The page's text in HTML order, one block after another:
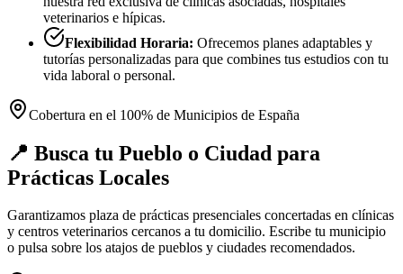
veterinarios e hípicas.
Flexibilidad Horaria: Ofrecemos planes adaptables y
tutorías personalizadas para que combines tus estudios con tu
vida laboral o personal.
Cobertura en el 100% de Municipios de España
📍 Busca tu Pueblo o Ciudad para
Prácticas Locales
Garantizamos plaza de prácticas presenciales concertadas en clínicas
y centros veterinarios cercanos a tu domicilio. Escribe tu municipio
o pulsa sobre los atajos de pueblos y ciudades recomendados.